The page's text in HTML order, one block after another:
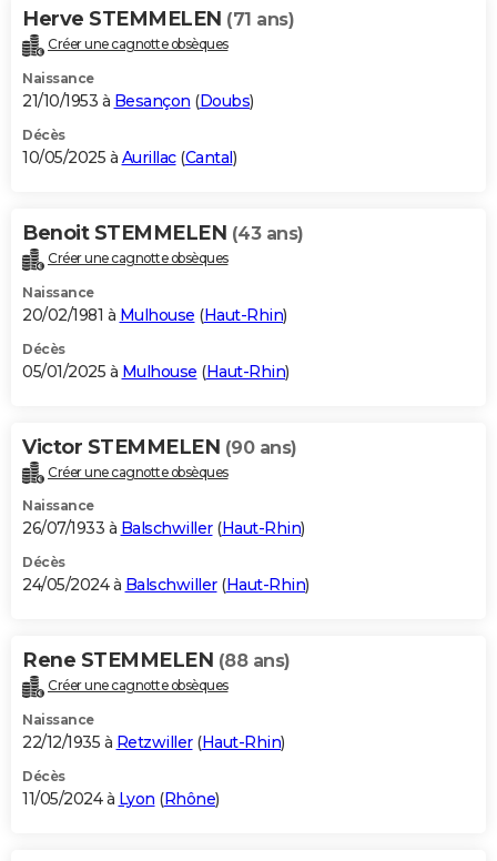
Bricolage
Lifestyle
Culture
Sport
Auto
Television
Voyage
Cinema
Herve STEMMELEN (71 ans)
Créer une cagnotte obsèques
Naissance
21/10/1953 à Besançon (Doubs)
Décès
10/05/2025 à Aurillac(Cantal)
Benoit STEMMELEN (43 ans)
Créer une cagnotte obsèques
Naissance
20/02/1981 à Mulhouse (Haut-Rhin)
Décès
05/01/2025 à Mulhouse (Haut-Rhin)
Victor STEMMELEN (90 ans)
Créer une cagnotte obsèques
Naissance
26/07/1933 à Balschwiller(Haut-Rhin)
Décès
24/05/2024 à Balschwiller(Haut-Rhin)
Rene STEMMELEN (88 ans)
Créer une cagnotte obsèques
Naissance
22/12/1935 à Retzwiller(Haut-Rhin)
Décès
11/05/2024 à Lyon (Rhône)